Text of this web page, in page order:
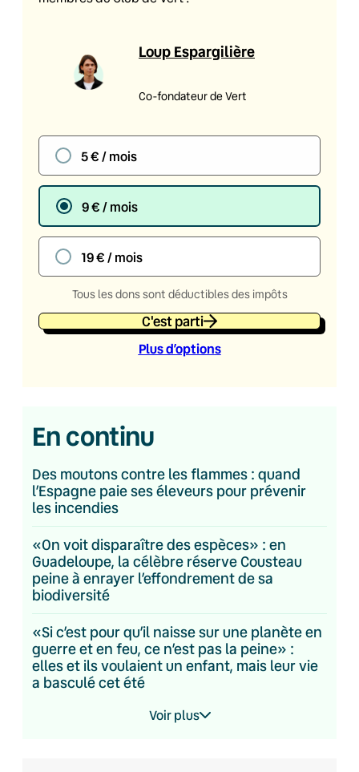
Loup Espargilière
Co-fondateur de Vert
5 € / mois
9 € / mois
19 € / mois
Tous les dons sont déductibles des impôts
C'est parti
Plus d’options
En continu
Des moutons contre les flammes : quand
l’Espagne paie ses éleveurs pour prévenir
les incendies
«On voit disparaître des espèces» : en
Guadeloupe, la célèbre réserve Cousteau
peine à enrayer l’effondrement de sa
biodiversité
«Si c’est pour qu’il naisse sur une planète en
guerre et en feu, ce n’est pas la peine» :
elles et ils voulaient un enfant, mais leur vie
a basculé cet été
Voir plus